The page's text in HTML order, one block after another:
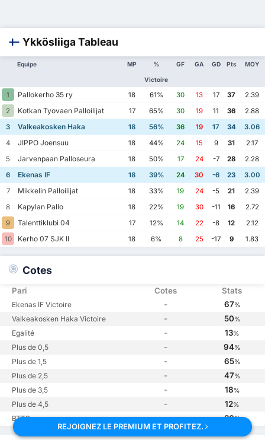
Ykkösliiga Tableau
Equipe MP %
Victoire
GF GA GD Pts MOY
1 Pallokerho 35 ry 18 61% 30 13 17 37
2.39
2
Kotkan Tyovaen Palloilijat 17 65% 30 19 11 36
2.88
3
Valkeakosken Haka 18 56% 36 19 17 34
3.06
4
JIPPO Joensuu 18 44% 24 15 9 31
2.17
5
Jarvenpaan Palloseura 18 50% 17 24 -7 28
2.28
6
Ekenas IF 18 39% 24 30 -6 23
3.00
7
Mikkelin Palloilijat 18 33% 19 24 -5 21
2.39
8
Kapylan Pallo 18 22% 19 30 -11 16
2.72
9
Talenttiklubi 04 17 12% 14 22 -8 12
2.12
10
Kerho 07 SJK II 18 6% 8 25 -17 9 1.83
Cotes
Pari Cotes Stats
Ekenas IF Victoire - 67%
Valkeakosken Haka Victoire - 50%
Egalité - 13%
Plus de 0,5 - 94%
Plus de 1,5 - 65%
Plus de 2,5 - 47%
Plus de 3,5 - 18%
Plus de 4,5 - 12%
BTTS - 36%
REJOIGNEZ LE PREMIUM ET PROFITEZ.